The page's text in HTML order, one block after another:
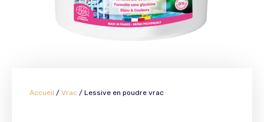
Accueil / Vrac / Lessive en poudre vrac